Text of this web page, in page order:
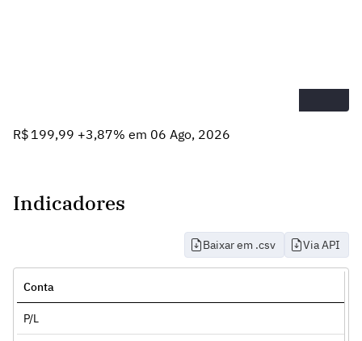
R$ 199,99 +3,87% em 06 Ago, 2026
Indicadores
Baixar em .csv Via API
Conta
P/L